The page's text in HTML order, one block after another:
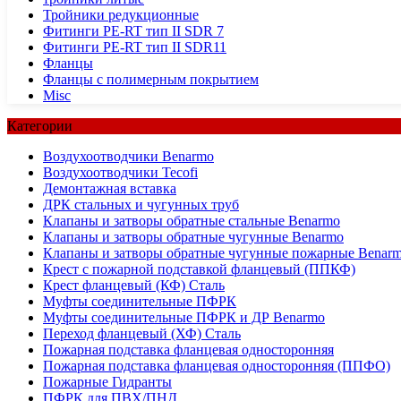
Тройники редукционные
Фитинги PE-RT тип II SDR 7
Фитинги PE-RT тип II SDR11
Фланцы
Фланцы с полимерным покрытием
Misc
Категории
Воздухоотводчики Benarmo
Воздухоотводчики Tecofi
Демонтажная вставка
ДРК стальных и чугунных труб
Клапаны и затворы обратные стальные Benarmo
Клапаны и затворы обратные чугунные Benarmo
Клапаны и затворы обратные чугунные пожарные
Крест с пожарной подставкой фланцевый (ППКФ)
Крест фланцевый (КФ) Сталь
Муфты соединительные ПФРК
Муфты соединительные ПФРК и ДР Benarmo
Переход фланцевый (ХФ) Сталь
Пожарная подставка фланцевая односторонняя
Пожарная подставка фланцевая односторонняя (ППФО)
Пожарные Гидранты
ПФРК для ПВХ/ПНД